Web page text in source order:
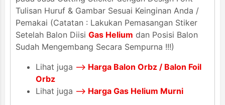
Tulisan Huruf & Gambar Sesuai Keinginan Anda /
Pemakai (Catatan : Lakukan Pemasangan Stiker
Setelah Balon Diisi Gas Helium dan Posisi Balon
Sudah Mengembang Secara Sempurna !!!)
Lihat juga --> Harga Balon Orbz / Balon Foil
Orbz
Lihat juga --> Harga Gas Helium Murni